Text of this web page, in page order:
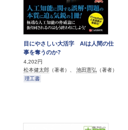
目にやさしい大活字 AIは人間の仕
事を奪うのか?
4,202円
松本健太郎 （著者）、 池田憲弘 （著者）
理工書